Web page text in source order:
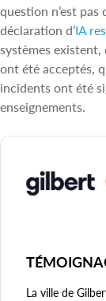
question n’est
déclaration d’IA
systèmes existent,
ont été acceptés,
incidents ont été
enseignements.
La ville de